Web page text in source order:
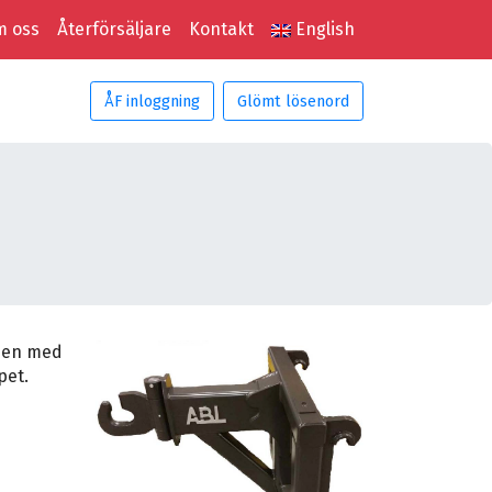
oss Återförsäljare Kontakt English
ÅF inloggning Glömt lösenord
med